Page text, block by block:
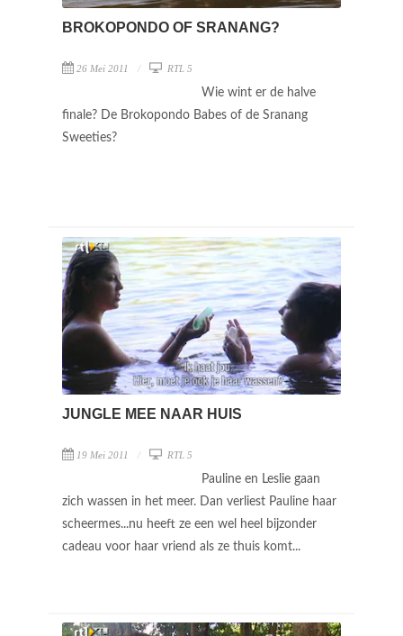
BROKOPONDO OF SRANANG?
26 Mei 2011 RTL 5
Wie wint er de halve
finale? De Brokopondo Babes of de Sranang
Sweeties?
JUNGLE MEE NAAR HUIS
19 Mei 2011 RTL 5
Pauline en Leslie gaan
zich wassen in het meer. Dan verliest Pauline haar
scheermes...nu heeft ze een wel heel bijzonder
cadeau voor haar vriend als ze thuis komt...